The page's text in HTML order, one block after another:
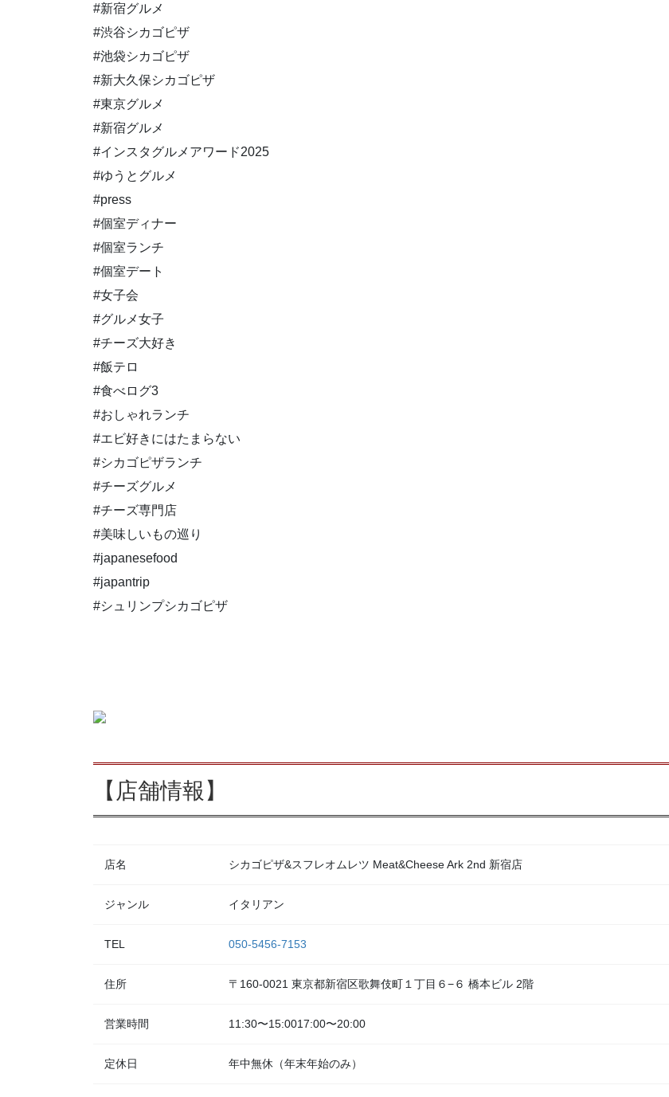
#新宿グルメ
#渋谷シカゴピザ
#池袋シカゴピザ
#新大久保シカゴピザ
#東京グルメ
#新宿グルメ
#インスタグルメアワード2025
#ゆうとグルメ
#press
#個室ディナー
#個室ランチ
#個室デート
#女子会
#グルメ女子
#チーズ大好き
#飯テロ
#食べログ3
#おしゃれランチ
#エビ好きにはたまらない
#シカゴピザランチ
#チーズグルメ
#チーズ専門店
#美味しいもの巡り
#japanesefood
#japantrip
#シュリンプシカゴピザ
【店舗情報】
店名 シカゴピザ&スフレオムレツ Meat&Cheese Ark 2nd 新宿店
ジャンル イタリアン
TEL 050-5456-7153
住所 〒160-0021 東京都新宿区歌舞伎町１丁目６−６ 橋本ビル 2階
営業時間 11:30〜15:0017:00〜20:00
定休日 年中無休（年末年始のみ）